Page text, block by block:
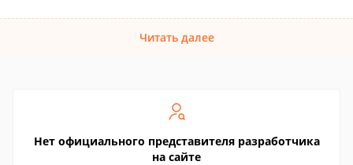
Читать далее
Нет официального представителя разработчика
на сайте